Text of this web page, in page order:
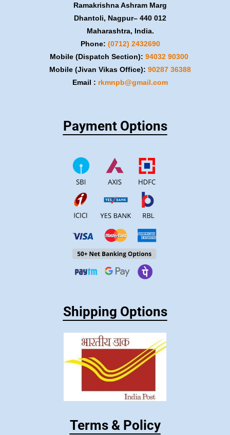
Ramakrishna Ashram Marg
Dhantoli, Nagpur– 440 012
Maharashtra, India.
Phone: (0712) 2432690
Mobile (Dispatch Section): ​94032 90300
Mobile (Jivan Vikas Office): ​90287 36388
Email : rkmnpb@gmail.com
Payment Options
Shipping Options
Terms & Policy